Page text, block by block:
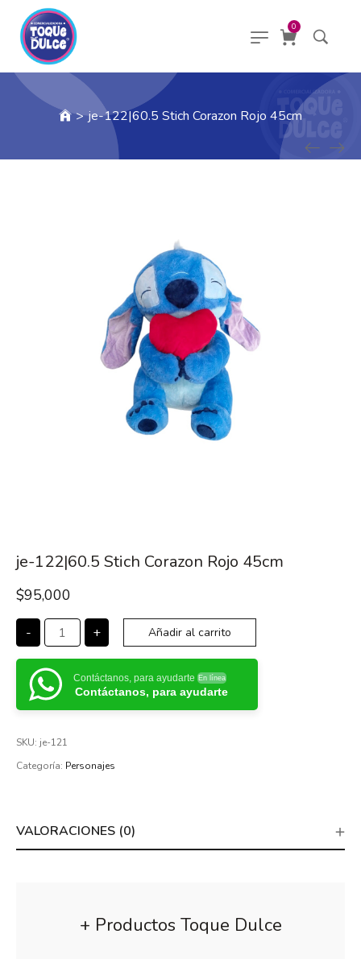
0
> je-122|60.5 Stich Corazon Rojo 45cm
je-122|60.5 Stich Corazon Rojo 45cm
$95,000
- + Añadir al carrito
Contáctanos, para ayudarte En línea
Contáctanos, para ayudarte
SKU: je-121
Categoría: Personajes
VALORACIONES (0)
+ Productos Toque Dulce